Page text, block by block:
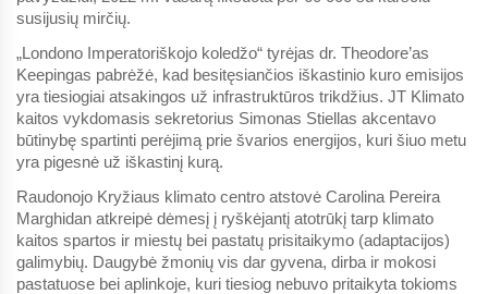
susijusių mirčių.
„Londono Imperatoriškojo koledžo“ tyrėjas dr. Theodore’as
Keepingas pabrėžė, kad besitęsiančios iškastinio kuro emisijos
yra tiesiogiai atsakingos už infrastruktūros trikdžius. JT Klimato
kaitos vykdomasis sekretorius Simonas Stiellas akcentavo
būtinybę spartinti perėjimą prie švarios energijos, kuri šiuo metu
yra pigesnė už iškastinį kurą.
Raudonojo Kryžiaus klimato centro atstovė Carolina Pereira
Marghidan atkreipė dėmesį į ryškėjantį atotrūkį tarp klimato
kaitos spartos ir miestų bei pastatų prisitaikymo (adaptacijos)
galimybių. Daugybė žmonių vis dar gyvena, dirba ir mokosi
pastatuose bei aplinkoje, kuri tiesiog nebuvo pritaikyta tokioms